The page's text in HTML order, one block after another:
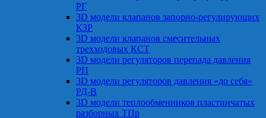
РГ
3D модели клапанов запорно-регулирующих
КЗР
3D модели клапанов смесительных
трехходовых КСТ
3D модели регуляторов перепада давления
РП
3D модели регуляторов давления «до себя»
РД-В
3D модели теплообменников пластинчатых
разборных ТПр